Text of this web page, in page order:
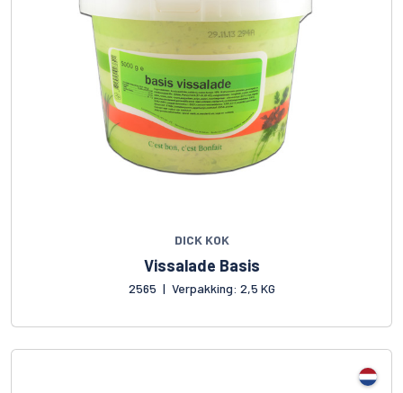
DICK KOK
Vissalade Basis
2565 | Verpakking: 2,5 KG